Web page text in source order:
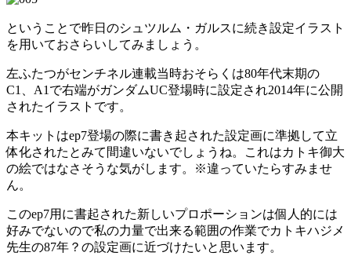
ということで昨日のシュツルム・ガルスに続き設定イラスト
を用いておさらいしてみましょう。
左ふたつがセンチネル連載当時おそらくは80年代末期の
C1、A1で右端がガンダムUC登場時に設定され2014年に公開
されたイラストです。
本キットはep7登場の際に書き起された設定画に準拠して立
体化されたとみて間違いないでしょうね。これはカトキ御大
の絵ではなさそうな気がします。※違っていたらすみませ
ん。
このep7用に書起された新しいプロポーションは個人的には
好みでないので私の力量で出来る範囲の作業でカトキハジメ
先生の87年？の設定画に近づけたいと思います。